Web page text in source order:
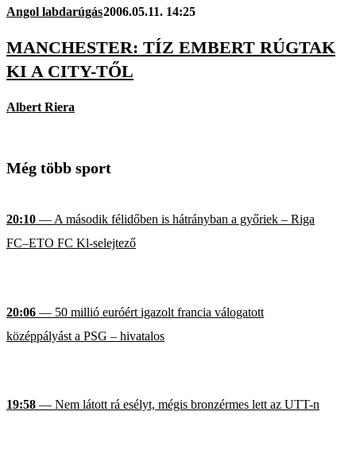
Angol labdarúgás2006.05.11. 14:25
MANCHESTER: TÍZ EMBERT RÚGTAK
KI A CITY-TŐL
Albert Riera
Még több sport
20:10 — A második félidőben is hátrányban a győriek – Riga
FC–ETO FC Kl-selejtező
20:06 — 50 millió euróért igazolt francia válogatott
középpályást a PSG – hivatalos
19:58 — Nem látott rá esélyt, mégis bronzérmes lett az UTT-n